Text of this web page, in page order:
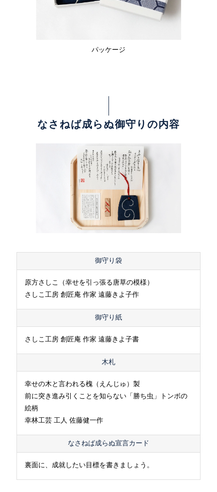
パッケージ
なさねば成らぬ御守りの内容
御守り袋
原方さしこ（幸せを引っ張る唐草の模様）
さしこ工房 創匠庵 作家 遠藤きよ子作
御守り紙
さしこ工房 創匠庵 作家 遠藤きよ子書
木札
幸せの木と言われる槐（えんじゅ）製
前に突き進み引くことを知らない「勝ち虫」トンボの
絵柄
幸林工芸 工人 佐藤健一作
なさねば成らぬ宣言カード
裏面に、成就したい目標を書きましょう。